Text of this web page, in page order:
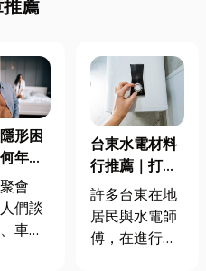
薦
形困
年輕
性功
會
們談
車
台東水電材料
行推薦｜打造
安全耐用的居
家環境
許多台東在地
居民與水電師
傅，在進行居